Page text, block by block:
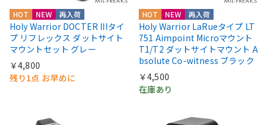
HOT NEW 再入荷
Holy Warrior DOCTER IIIタイ
プ リフレックス ダットサイト
マウントセット グレー
￥4,800
残り1点 お早めに
HOT NEW 再入荷
Holy Warrior LaRueタイプ LT
751 Aimpoint Microマウント
T1/T2 ダットサイトマウント A
bsolute Co-witness ブラック
￥4,500
在庫あり